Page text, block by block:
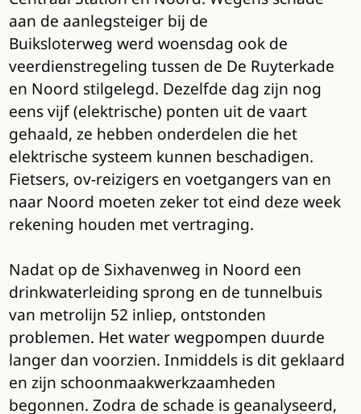
aan de aanlegsteiger bij de
Buiksloterweg werd woensdag ook de
veerdienstregeling tussen de De Ruyterkade
en Noord stilgelegd. Dezelfde dag zijn nog
eens vijf (elektrische) ponten uit de vaart
gehaald, ze hebben onderdelen die het
elektrische systeem kunnen beschadigen.
Fietsers, ov-reizigers en voetgangers van en
naar Noord moeten zeker tot eind deze week
rekening houden met vertraging.
Nadat op de Sixhavenweg in Noord een
drinkwaterleiding sprong en de tunnelbuis
van metrolijn 52 inliep, ontstonden
problemen. Het water wegpompen duurde
langer dan voorzien. Inmiddels is dit geklaard
en zijn schoonmaakwerkzaamheden
begonnen. Zodra de schade is geanalyseerd,